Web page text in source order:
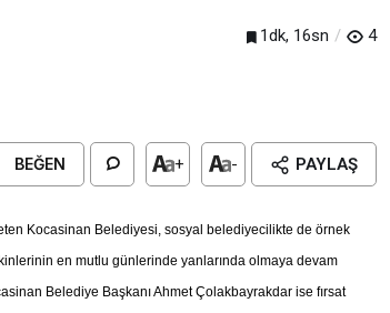
1dk, 16sn 4
BEĞEN + - PAYLAŞ
Kocasinan Belediyesi, sosyal belediyecilikte de örnek
en mutlu günlerinde yanlarında olmaya devam
Belediye Başkanı Ahmet Çolakbayrakdar ise fırsat